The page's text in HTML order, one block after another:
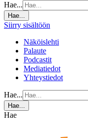
Hae...
Hae...
Siirry sisältöön
Näköislehti
Palaute
Podcastit
Mediatiedot
Yhteystiedot
Hae...
Hae...
Hae